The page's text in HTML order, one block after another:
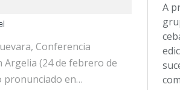
Conferencia
Argelia (24 de febrero de
pronunciado en…
A